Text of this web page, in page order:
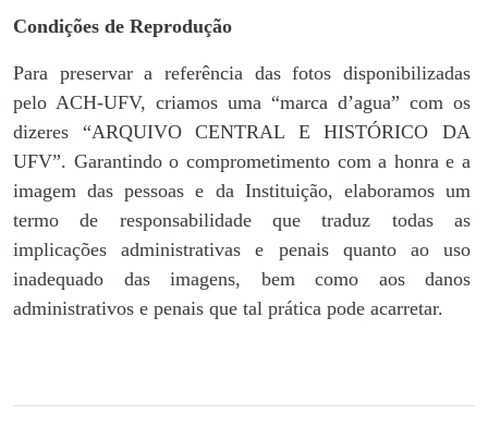
Condições de Reprodução
Para preservar a referência das fotos disponibilizadas
pelo ACH-UFV, criamos uma “marca d’agua” com os
dizeres “ARQUIVO CENTRAL E HISTÓRICO DA
UFV”. Garantindo o comprometimento com a honra e a
imagem das pessoas e da Instituição, elaboramos um
termo de responsabilidade que traduz todas as
implicações administrativas e penais quanto ao uso
inadequado das imagens, bem como aos danos
administrativos e penais que tal prática pode acarretar.